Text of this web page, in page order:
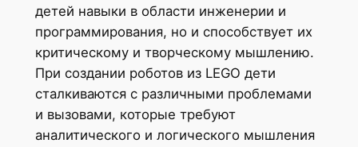
детей навыки в области инженерии и
программирования, но и способствует их
критическому и творческому мышлению.
При создании роботов из LEGO дети
сталкиваются с различными проблемами
и вызовами, которые требуют
аналитического и логического мышления